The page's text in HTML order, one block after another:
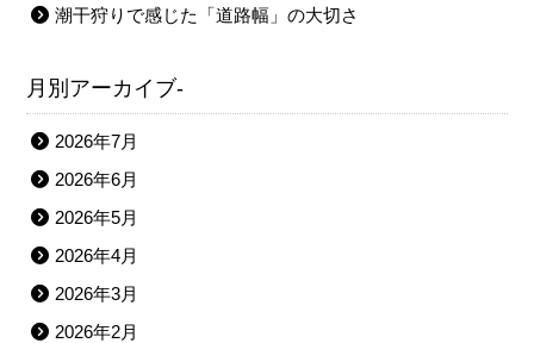
潮干狩りで感じた「道路幅」の大切さ
月別アーカイブ-
2026年7月
2026年6月
2026年5月
2026年4月
2026年3月
2026年2月